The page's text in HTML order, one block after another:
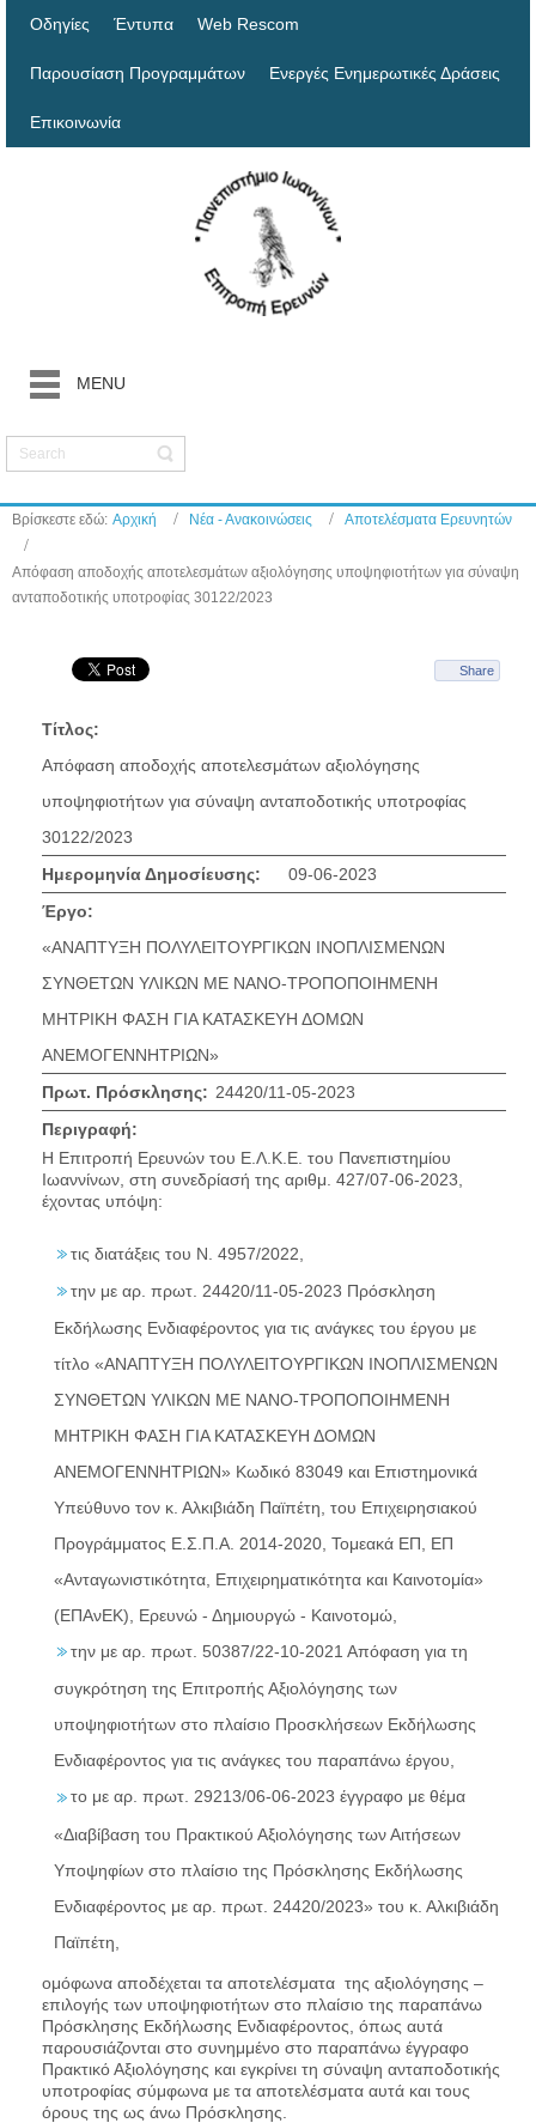
Οδηγίες Έντυπα Web Rescom
Παρουσίαση Προγραμμάτων Ενεργές Ενημερωτικές Δράσεις
Επικοινωνία
MENU
Βρίσκεστε εδώ: Αρχική Νέα - Ανακοινώσεις Αποτελέσματα Ερευνητών
Απόφαση αποδοχής αποτελεσμάτων αξιολόγησης υποψηφιοτήτων για σύναψη
ανταποδοτικής υποτροφίας 30122/2023
Share
Τίτλος:
Απόφαση αποδοχής αποτελεσμάτων αξιολόγησης
υποψηφιοτήτων για σύναψη ανταποδοτικής υποτροφίας
30122/2023
Ημερομηνία Δημοσίευσης:
09-06-2023
Έργο:
«ΑΝΑΠΤΥΞΗ ΠΟΛΥΛΕΙΤΟΥΡΓΙΚΩΝ ΙΝΟΠΛΙΣΜΕΝΩΝ
ΣΥΝΘΕΤΩΝ ΥΛΙΚΩΝ ΜΕ ΝΑΝΟ-ΤΡΟΠΟΠΟΙΗΜΕΝΗ
ΜΗΤΡΙΚΗ ΦΑΣΗ ΓΙΑ ΚΑΤΑΣΚΕΥΗ ΔΟΜΩΝ
ΑΝΕΜΟΓΕΝΝΗΤΡΙΩΝ»
Πρωτ. Πρόσκλησης: 24420/11-05-2023
Περιγραφή:
Η Επιτροπή Ερευνών του Ε.Λ.Κ.Ε. του Πανεπιστημίου
Ιωαννίνων, στη συνεδρίασή της αριθμ. 427/07-06-2023,
έχοντας υπόψη:
τις διατάξεις του Ν. 4957/2022,
την με αρ. πρωτ. 24420/11-05-2023 Πρόσκληση
Εκδήλωσης Ενδιαφέροντος για τις ανάγκες του έργου με
τίτλο «ΑΝΑΠΤΥΞΗ ΠΟΛΥΛΕΙΤΟΥΡΓΙΚΩΝ ΙΝΟΠΛΙΣΜΕΝΩΝ
ΣΥΝΘΕΤΩΝ ΥΛΙΚΩΝ ΜΕ ΝΑΝΟ-ΤΡΟΠΟΠΟΙΗΜΕΝΗ
ΜΗΤΡΙΚΗ ΦΑΣΗ ΓΙΑ ΚΑΤΑΣΚΕΥΗ ΔΟΜΩΝ
ΑΝΕΜΟΓΕΝΝΗΤΡΙΩΝ» Κωδικό 83049 και Επιστημονικά
Υπεύθυνο τον κ. Αλκιβιάδη Παϊπέτη, του Επιχειρησιακού
Προγράμματος Ε.Σ.Π.Α. 2014-2020, Τομεακά ΕΠ, ΕΠ
«Ανταγωνιστικότητα, Επιχειρηματικότητα και Καινοτομία»
(ΕΠΑνΕΚ), Ερευνώ - Δημιουργώ - Καινοτομώ,
την με αρ. πρωτ. 50387/22-10-2021 Απόφαση για τη
συγκρότηση της Επιτροπής Αξιολόγησης των
υποψηφιοτήτων στο πλαίσιο Προσκλήσεων Εκδήλωσης
Ενδιαφέροντος για τις ανάγκες του παραπάνω έργου,
το με αρ. πρωτ. 29213/06-06-2023 έγγραφο με θέμα
«Διαβίβαση του Πρακτικού Αξιολόγησης των Αιτήσεων
Υποψηφίων στο πλαίσιο της Πρόσκλησης Εκδήλωσης
Ενδιαφέροντος με αρ. πρωτ. 24420/2023» του κ. Αλκιβιάδη
Παϊπέτη,
ομόφωνα αποδέχεται τα αποτελέσματα της αξιολόγησης –
επιλογής των υποψηφιοτήτων στο πλαίσιο της παραπάνω
Πρόσκλησης Εκδήλωσης Ενδιαφέροντος, όπως αυτά
παρουσιάζονται στο συνημμένο στο παραπάνω έγγραφο
Πρακτικό Αξιολόγησης και εγκρίνει τη σύναψη ανταποδοτικής
υποτροφίας σύμφωνα με τα αποτελέσματα αυτά και τους
όρους της ως άνω Πρόσκλησης.